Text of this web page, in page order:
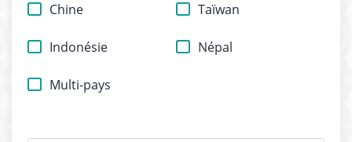
Chine Taïwan
Indonésie Népal
Multi-pays